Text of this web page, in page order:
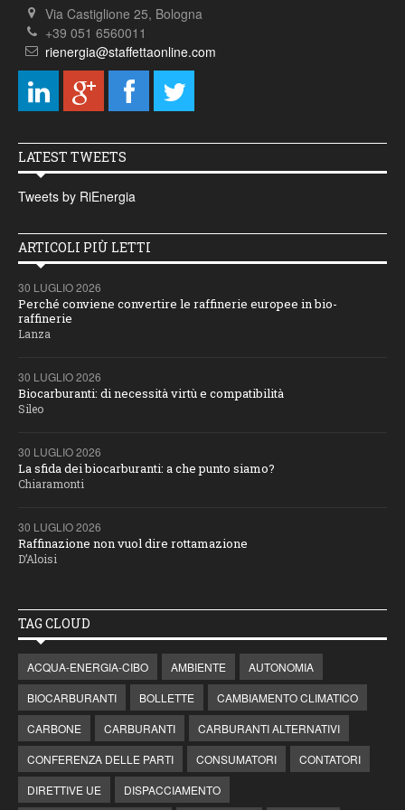
Via Castiglione 25, Bologna
+39 051 6560011
rienergia@staffettaonline.com
LATEST TWEETS
Tweets by RiEnergia
ARTICOLI PIÙ LETTI
30 LUGLIO 2026
Perché conviene convertire le raffinerie europee in bio-
raffinerie
Lanza
30 LUGLIO 2026
Biocarburanti: di necessità virtù e compatibilità
Sileo
30 LUGLIO 2026
La sfida dei biocarburanti: a che punto siamo?
Chiaramonti
30 LUGLIO 2026
Raffinazione non vuol dire rottamazione
D’Aloisi
TAG CLOUD
ACQUA-ENERGIA-CIBO AMBIENTE
AUTONOMIA
BIOCARBURANTI
BOLLETTE
CAMBIAMENTO CLIMATICO
CARBONE
CARBURANTI
CARBURANTI ALTERNATIVI
CONFERENZA DELLE PARTI
CONSUMATORI
CONTATORI
DIRETTIVE UE
DISPACCIAMENTO